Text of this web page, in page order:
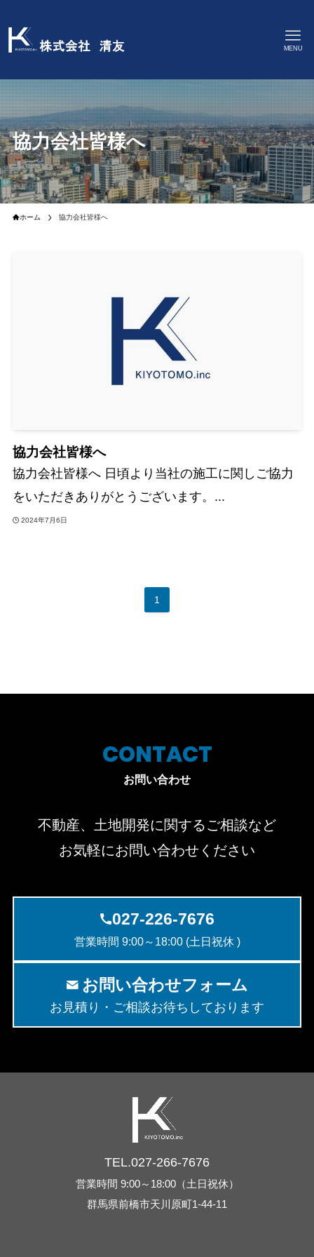
MENU
協力会社皆様へ
ホーム 協力会社皆様へ
協力会社皆様へ
協力会社皆様へ 日頃より当社の施工に関しご協力
をいただきありがとうございます。...
2024年7月6日
1
CONTACT
お問い合わせ
不動産、土地開発に関するご相談など
お気軽にお問い合わせください
027-226-7676
営業時間 9:00～18:00 (土日祝休 )
お問い合わせフォーム
お見積り・ご相談お待ちしております
TEL.027-266-7676
営業時間 9:00～18:00（土日祝休）
群馬県前橋市天川原町1-44-11